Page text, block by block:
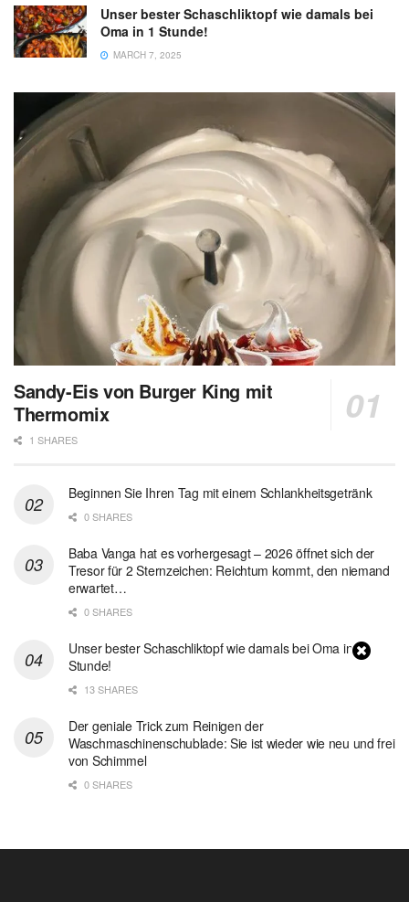
Unser bester Schaschliktopf wie damals bei
Oma in 1 Stunde!
MARCH 7, 2025
Sandy-Eis von Burger King mit
Thermomix
1 SHARES
Beginnen Sie Ihren Tag mit einem Schlankheitsgetränk
0 SHARES
Baba Vanga hat es vorhergesagt – 2026 öffnet sich der
Tresor für 2 Sternzeichen: Reichtum kommt, den niemand
erwartet…
0 SHARES
Unser bester Schaschliktopf wie damals bei Oma in 1
Stunde!
13 SHARES
Der geniale Trick zum Reinigen der
Waschmaschinenschublade: Sie ist wieder wie neu und frei
von Schimmel
0 SHARES